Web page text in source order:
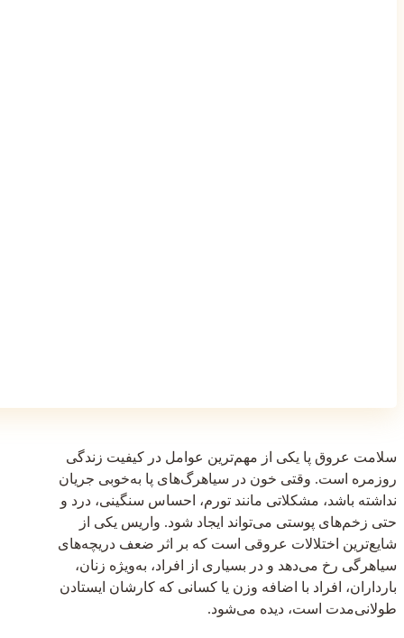
سلامت عروق پا یکی از مهم‌ترین عوامل در کیفیت زندگی
روزمره است. وقتی خون در سیاهرگ‌های پا به‌خوبی جریان
نداشته باشد، مشکلاتی مانند تورم، احساس سنگینی، درد و
حتی زخم‌های پوستی می‌تواند ایجاد شود. واریس یکی از
شایع‌ترین اختلالات عروقی است که بر اثر ضعف دریچه‌های
سیاهرگی رخ می‌دهد و در بسیاری از افراد، به‌ویژه زنان،
بارداران، افراد با اضافه وزن یا کسانی که کارشان ایستادن
طولانی‌مدت است، دیده می‌شود.